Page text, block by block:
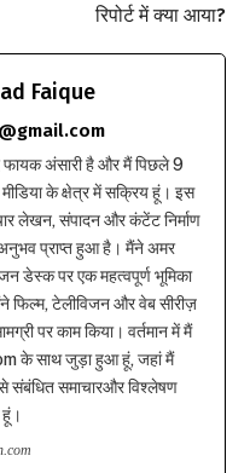
रिपोर्ट में क्या आया?
Faique
फायक अंसारी है और मैं पिछले 9
मीडिया के क्षेत्र में सक्रिय हूं। इस
लेखन, संपादन और कंटेंट निर्माण
प्राप्त हुआ है। मैंने अमर
डेस्क पर एक महत्वपूर्ण भूमिका
फिल्म, टेलीविजन और वेब सीरीज़
पर काम किया। वर्तमान में मैं
के साथ जुड़ा हुआ हूं, जहां मैं
संबंधित समाचारऔर विश्लेषण